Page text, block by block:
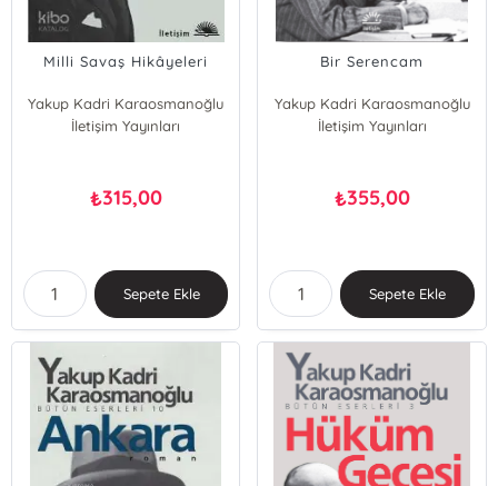
Milli Savaş Hikâyeleri
Yakup Kadri Karaosmanoğlu
İletişim Yayınları
₺315,00
Sepete Ekle
Bir Serencam
Yakup Kadri Karaosmanoğlu
İletişim Yayınları
₺355,00
Sepete Ekle